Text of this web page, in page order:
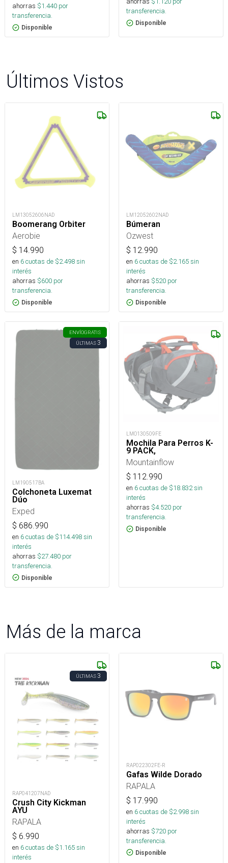
ahorras $1.440 por
transferencia.
Disponible
transferencia.
Disponible
Últimos Vistos
LM13052606NAD
Boomerang Orbiter
Aerobie
$ 14.990
en 6cuotas de $2.498sin
interés
ahorras $600 por
transferencia.
Disponible
LM12052602NAD
Búmeran
Ozwest
$ 12.990
en 6cuotas de $2.165sin
interés
ahorras $520 por
transferencia.
Disponible
ENVÍOGRATIS
ÚLTIMAS3
LM190517BA
Colchoneta Luxemat
Dúo
Exped
$ 686.990
en 6cuotas de $114.498sin
interés
ahorras $27.480 por
transferencia.
Disponible
LMO130509FE
Mochila Para Perros K-
9 PACK,
Mountainflow
$ 112.990
en 6cuotas de $18.832sin
interés
ahorras $4.520 por
transferencia.
Disponible
Más de la marca
ÚLTIMAS3
RAP041207NAD
Crush City Kickman
AYU
RAPALA
$ 6.990
en 6cuotas de $1.165sin
interés
RAP022302FE-R
Gafas Wilde Dorado
RAPALA
$ 17.990
en 6cuotas de $2.998sin
interés
ahorras $720 por
transferencia.
Disponible